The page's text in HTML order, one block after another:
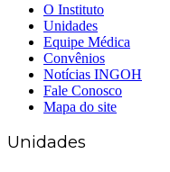
O Instituto
Unidades
Equipe Médica
Convênios
Notícias INGOH
Fale Conosco
Mapa do site
Unidades